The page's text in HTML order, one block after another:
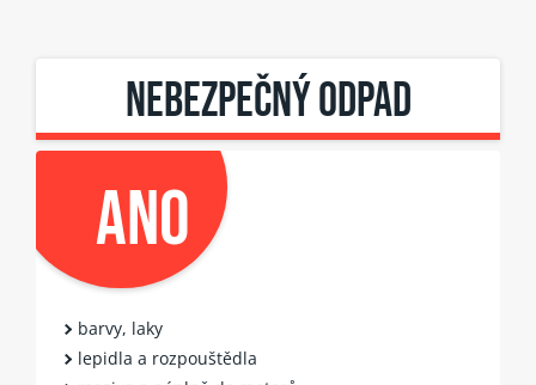
NEBEZPEČNÝ ODPAD
ANO
barvy, laky
lepidla a rozpouštědla